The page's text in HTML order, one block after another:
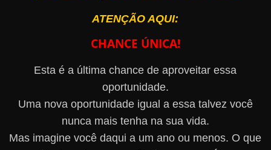
ATENÇÃO AQUI:
CHANCE ÚNICA!
Esta é a última chance de aproveitar essa
oportunidade.
Uma nova oportunidade igual a essa talvez você
nunca mais tenha na sua vida.
Mas imagine você daqui a um ano ou menos. O que